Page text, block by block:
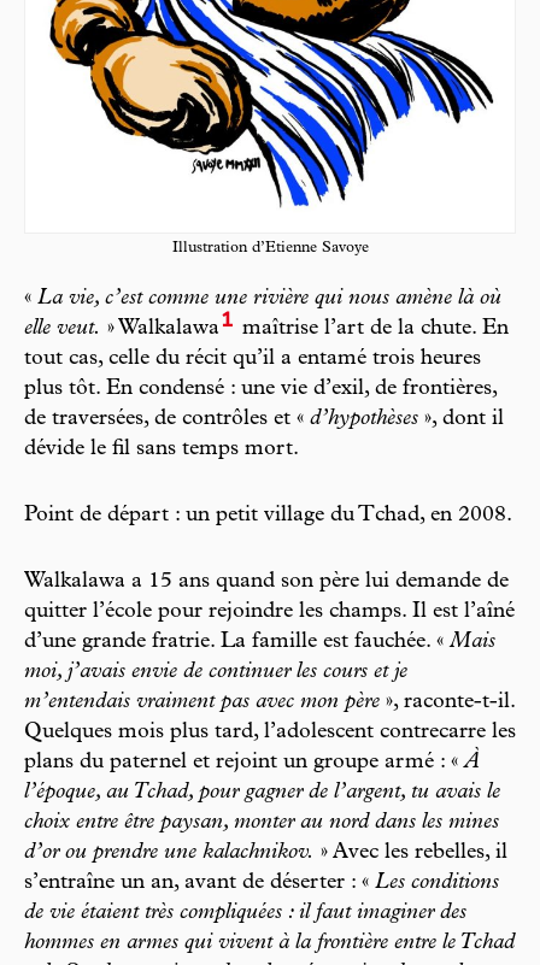
Illustration d’Etienne Savoye
« La vie, c’est comme une rivière qui nous amène là où
elle veut. » Walkalawa1 maîtrise l’art de la chute. En
tout cas, celle du récit qu’il a entamé trois heures
plus tôt. En condensé : une vie d’exil, de frontières,
de traversées, de contrôles et « d’hypothèses », dont il
dévide le fil sans temps mort.
Point de départ : un petit village du Tchad, en 2008.
Walkalawa a 15 ans quand son père lui demande de
quitter l’école pour rejoindre les champs. Il est l’aîné
d’une grande fratrie. La famille est fauchée. «Mais
moi, j’avais envie de continuer les cours et je
m’entendais vraiment pas avec mon père », raconte-t-il.
Quelques mois plus tard, l’adolescent contrecarre les
plans du paternel et rejoint un groupe armé : «À
l’époque, au Tchad, pour gagner de l’argent, tu avais le
choix entre être paysan, monter au nord dans les mines
d’or ou prendre une kalachnikov. » Avec les rebelles, il
s’entraîne un an, avant de déserter : « Les conditions
de vie étaient très compliquées : il faut imaginer des
hommes en armes qui vivent à la frontière entre le Tchad